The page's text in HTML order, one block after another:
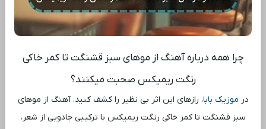
چرا همه درباره آهنگ از موهای سبز قشنگت تا کمر خاکی
رنگت ریمیکس صحبت میکنند؟
در موزیک بابا، رازهای این اثر بی ‌نظیر را کشف کنید. آهنگ از موهای
سبز قشنگت تا کمر خاکی رنگت ریمیکس با ترکیبی جادویی از شعر،